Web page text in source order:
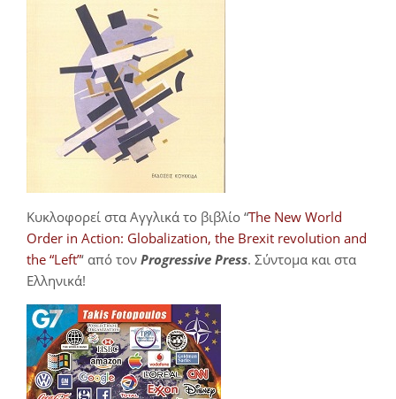
Κυκλοφορεί στα Αγγλικά το βιβλίο “The New World
Order in Action: Globalization, the Brexit revolution and
the “Left”‘ από τον Progressive Press. Σύντομα και στα
Ελληνικά!